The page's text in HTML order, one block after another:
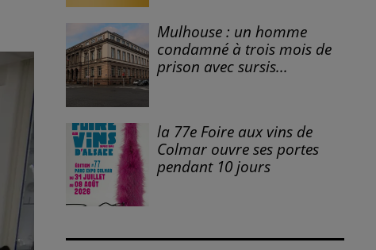
Mulhouse : un homme
condamné à trois mois de
prison avec sursis...
la 77e Foire aux vins de
Colmar ouvre ses portes
pendant 10 jours